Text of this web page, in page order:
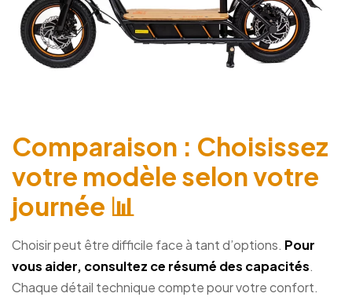
Comparaison : Choisissez
votre modèle selon votre
journée 📊
Choisir peut être difficile face à tant d’options. Pour
vous aider, consultez ce résumé des capacités.
Chaque détail technique compte pour votre confort.